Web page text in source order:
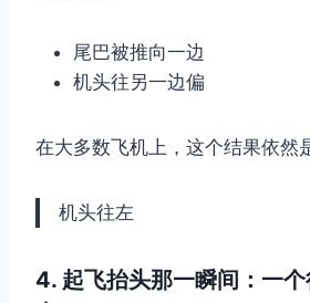
尾巴被推向一边
机头往另一边偏
在大多数飞机上，这个结果依然
机头往左
4. 起飞抬头那一瞬间：一